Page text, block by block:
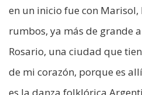
en un inicio fue con
rumbos, ya más de grande
Rosario, una ciudad que
de mi corazón, porque es